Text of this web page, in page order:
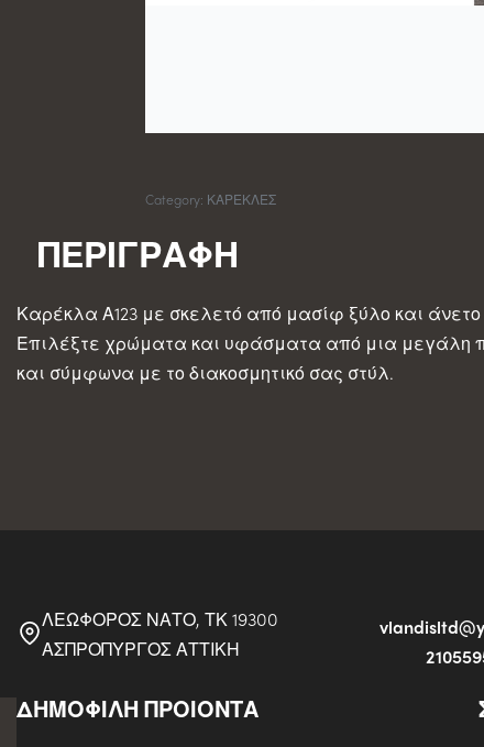
Category: ΚΑΡΕΚΛΕΣ
Καρέκλα Α123 με σκελετό από μασίφ ξύλο και
Επιλέξτε χρώματα και υφάσματα από μια μεγάλη
και σύμφωνα με το διακοσμητικό σας στύλ.
ΛΕΩΦΟΡΟΣ ΝΑΤΟ, ΤΚ 19300
ΑΣΠΡΟΠΥΡΓΟΣ ΑΤΤΙΚΗ
ΔΗΜΟΦΙΛΗ ΠΡΟΙΟΝΤΑ